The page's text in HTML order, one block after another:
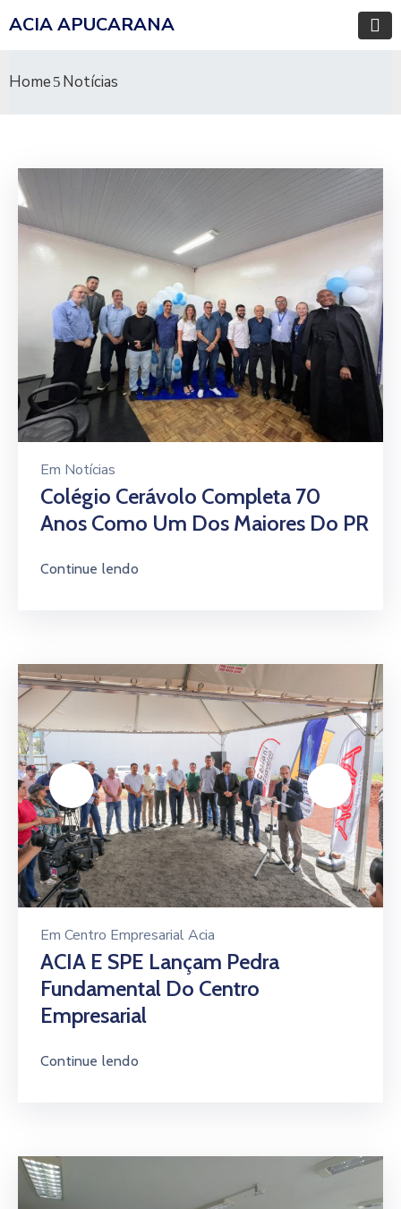
ACIA APUCARANA
Home Notícias
Em Notícias
Colégio Cerávolo Completa 70
Anos Como Um Dos Maiores Do PR
Continue lendo
EmCentro Empresarial Acia
ACIA E SPE Lançam Pedra
Fundamental Do Centro
Empresarial
Continue lendo